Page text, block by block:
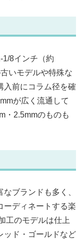
1/8インチ（約
いモデルや特殊な
入前にコラム径を確
が広く流通して
・2.5mmのものも
ブランドも多く、
ーディネートする楽
工のモデルは仕上
ッド・ゴールドなど